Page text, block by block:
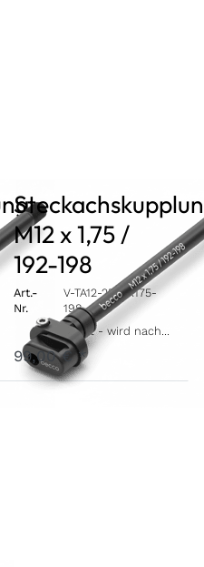
M12 x 1,75 /
192-198
Art.-
Nr.
V-TA12-25-BK175-
198
Ausverkauft - wird nachgeliefert, sobald wieder auf Lager.
99,00 € *